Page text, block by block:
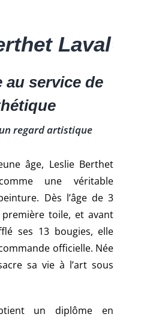
Laval
au service de
regard artistique
âge, Leslie Berthet
une véritable
Dès l’âge de 3
toile, et avant
ses 13 bougies, elle
officielle. Née
sa vie à l’art sous
un diplôme en